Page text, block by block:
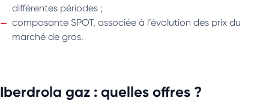
différentes périodes ;
composante SPOT, associée à l’évolution des prix du
marché de gros.
Iberdrola gaz : quelles offres ?